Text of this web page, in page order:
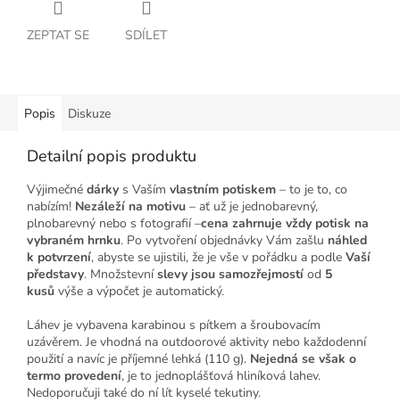
ZEPTAT SE SDÍLET
Popis Diskuze
Detailní popis produktu
Výjimečné dárky s Vaším vlastním potiskem – to je to, co
nabízím! Nezáleží na motivu – ať už je jednobarevný,
plnobarevný nebo s fotografií –cena zahrnuje vždy potisk na
vybraném hrnku. Po vytvoření objednávky Vám zašlu náhled
k potvrzení, abyste se ujistili, že je vše v pořádku a podle Vaší
představy. Množstevní slevy jsou samozřejmostí od 5
kusů výše a výpočet je automatický.
Láhev je vybavena karabinou s pítkem a šroubovacím
uzávěrem. Je vhodná na outdoorové aktivity nebo každodenní
použití a navíc je příjemné lehká (110 g). Nejedná se však o
termo provedení, je to jednoplášťová hliníková lahev.
Nedoporučuji také do ní lít kyselé tekutiny.